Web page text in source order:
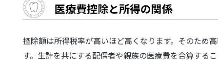
医療費控除と所得の関係
控除額は所得税率が高いほど高くなります。そのため
す。生計を共にする配偶者や親族の医療費を合算する